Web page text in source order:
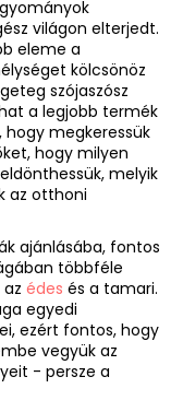
világon elterjedt.
eleme a
kölcsönöz
szójaszósz
a legjobb termék
hogy megkeressük
hogy milyen
melyik
az otthoni
ajánlásába, fontos
többféle
édes és a tamari.
egyedi
ezért fontos, hogy
vegyük az
- persze a